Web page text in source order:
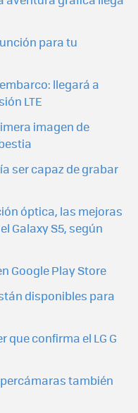
para tu
llegará a
LTE
imagen de
ser capaz de grabar
óptica, las mejoras
Galaxy S5, según
Google Play Store
disponibles para
que confirma el LG G
también